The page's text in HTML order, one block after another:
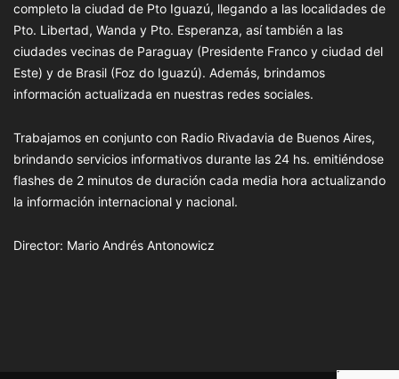
completo la ciudad de Pto Iguazú, llegando a las localidades de
Pto. Libertad, Wanda y Pto. Esperanza, así también a las
ciudades vecinas de Paraguay (Presidente Franco y ciudad del
Este) y de Brasil (Foz do Iguazú). Además, brindamos
información actualizada en nuestras redes sociales.
Trabajamos en conjunto con Radio Rivadavia de Buenos Aires,
brindando servicios informativos durante las 24 hs. emitiéndose
flashes de 2 minutos de duración cada media hora actualizando
la información internacional y nacional.
Director: Mario Andrés Antonowicz